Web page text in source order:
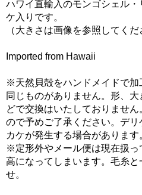
ハワイ直輸入のモンゴシェル・
ケ入りです。
（大きさは画像を参照してくだ
Imported from Hawaii
※天然貝殻をハンドメイドで加
同じものがありません。形、
どで交換はいたしておりませ
ので予めご了承ください。デ
カケが発生する場合があります
※定形外やメール便は現在扱っ
高になってしまいます。毛糸と
せ。